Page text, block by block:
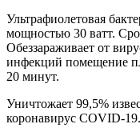
Ультрафиолетовая
мощностью 30 ватт.
Обеззараживает от
инфекций помещение
20 минут.
Уничтожает 99,5%
коронавирус COVID-19.